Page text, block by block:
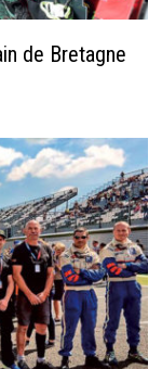
de Bretagne